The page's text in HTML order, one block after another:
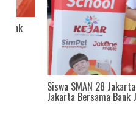
Siswa SMAN 28 Jakarta
Jakarta Bersama Bank